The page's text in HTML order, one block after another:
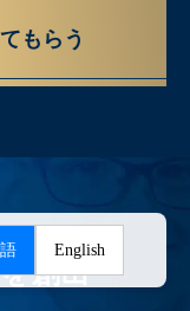
English
もらう
創出